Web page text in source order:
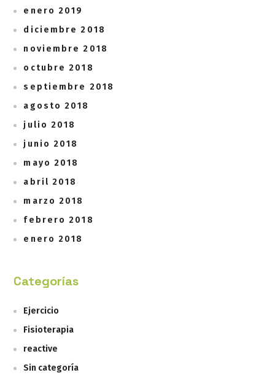
enero 2019
diciembre 2018
noviembre 2018
octubre 2018
septiembre 2018
agosto 2018
julio 2018
junio 2018
mayo 2018
abril 2018
marzo 2018
febrero 2018
enero 2018
Categorías
Ejercicio
Fisioterapia
reactive
Sin categoría